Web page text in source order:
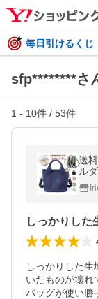
毎日引けるく
sfp********さ
1 - 10件 / 53件
送
ル
ス
ト
しっかりした
いたものが壊れ
バッグが使い勝